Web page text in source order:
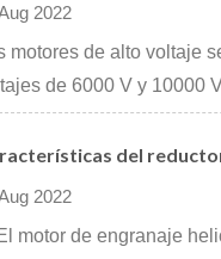
2022
motores de alto voltaje
de 6000 V y 10000
del
2022
motor de engranaje